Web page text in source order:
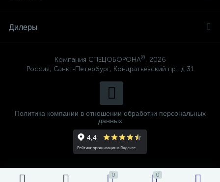
0 0
Дилеры
Компания СПЕЦОБОРОНА®, 2026
Россия, Санкт-Петербург, Кондратьевский пр., д.31
Политика компании в отношении обработки персональных
данных